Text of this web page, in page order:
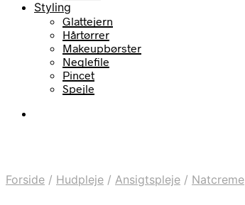
Styling
Glattejern
Hårtørrer
Makeupbørster
Neglefile
Pincet
Spejle
Forside / Hudpleje / Ansigtspleje / Natcreme